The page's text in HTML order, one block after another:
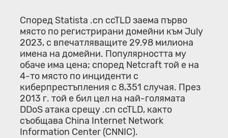
Според Statista .cn ccTLD заема първо
място по регистрирани домейни към July
2023, с впечатляващите 29.98 милиона
имена на домейни. Популярността му
обаче има цена; според Netcraft той е на
4-то място по инциденти с
киберпрестъпления с 8,351 случая. През
2013 г. той е бил цел на най-голямата
DDoS атака срещу .cn ccTLD, както
съобщава China Internet Network
Information Center (CNNIC).